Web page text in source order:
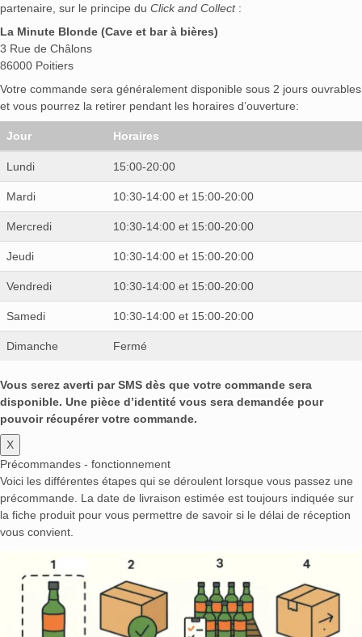
partenaire, sur le principe du Click and Collect:
La Minute Blonde (Cave et bar à bières)
3 Rue de Châlons
86000 Poitiers
Votre commande sera généralement disponible sous 2 jours ouvrables
et vous pourrez la retirer pendant les horaires d’ouverture:
Jour Horaires
Lundi 15:00-20:00
Mardi 10:30-14:00 et 15:00-20:00
Mercredi 10:30-14:00 et 15:00-20:00
Jeudi 10:30-14:00 et 15:00-20:00
Vendredi 10:30-14:00 et 15:00-20:00
Samedi 10:30-14:00 et 15:00-20:00
Dimanche Fermé
Vous serez averti par SMS dès que votre commande sera
disponible. Une pièce d’identité vous sera demandée pour
pouvoir récupérer votre commande.
X
Précommandes - fonctionnement
Voici les différentes étapes qui se déroulent lorsque vous passez une
précommande. La date de livraison estimée est toujours indiquée sur
la fiche produit pour vous permettre de savoir si le délai de réception
vous convient.